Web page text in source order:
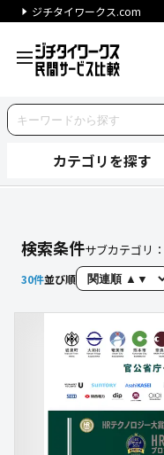
ジチタイワークス.com
カテゴリを探す
検索条件サブカテゴリ：
30件並び順